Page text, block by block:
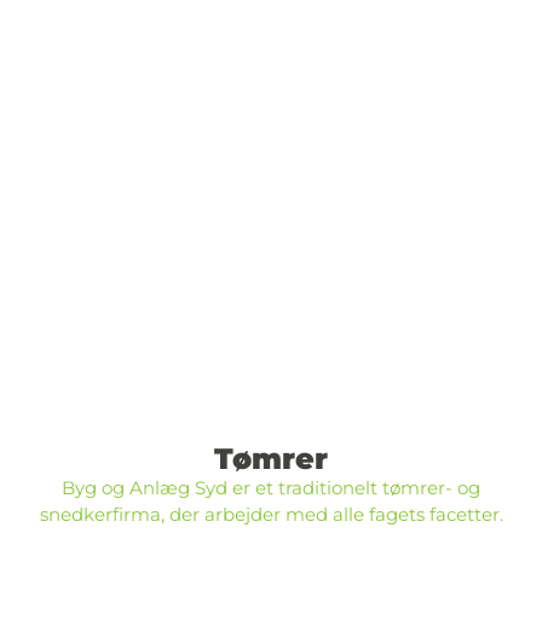
Tømrer
Byg og Anlæg Syd er et traditionelt tømrer- og
snedkerfirma, der arbejder med alle fagets facetter.